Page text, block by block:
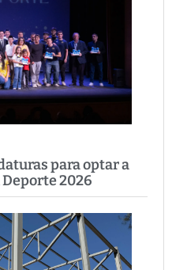
para optar a
Deporte 2026